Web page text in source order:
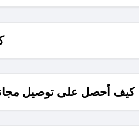
كيف أحصل على توصيل